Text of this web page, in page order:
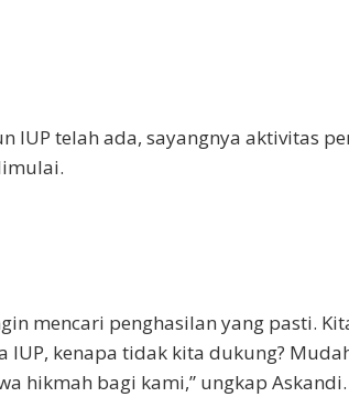
IUP telah ada, sayangnya aktivitas
mencari penghasilan yang pasti.
IUP, kenapa tidak kita dukung?
hikmah bagi kami,” ungkap Askandi.